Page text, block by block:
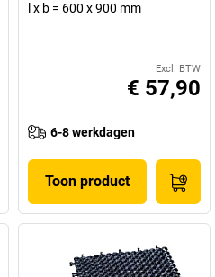
l x b = 600 x 900 mm
Excl. BTW
€ 57,90
6-8 werkdagen
Toon product